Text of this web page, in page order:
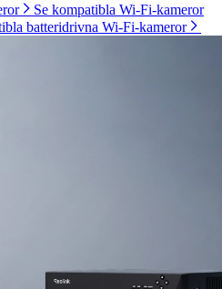
Se kompatibla Wi-Fi-kameror
batteridrivna Wi-Fi-kameror